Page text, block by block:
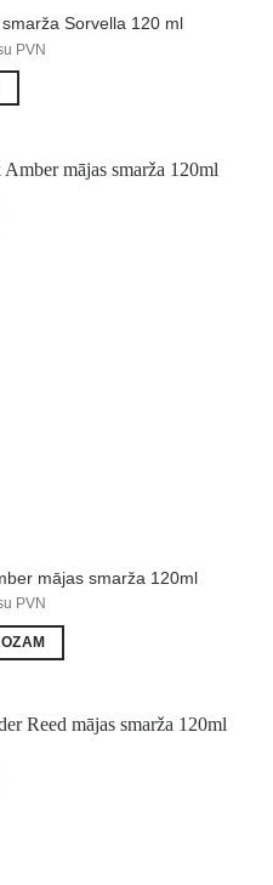
Sorvella 120 ml
€.
PVN
mājas smarža 120ml
€.
PVN